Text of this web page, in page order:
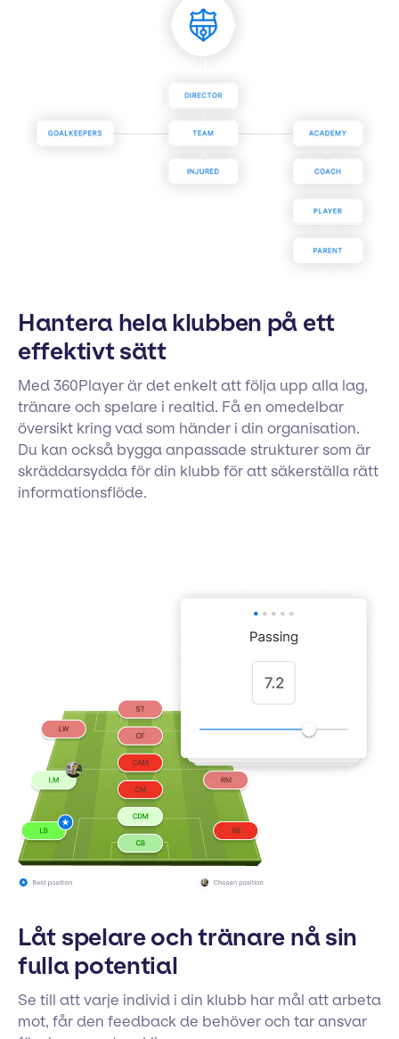
Hantera hela klubben på ett
effektivt sätt
Med 360Player är det enkelt att följa upp alla lag,
tränare och spelare i realtid. Få en omedelbar
översikt kring vad som händer i din organisation.
Du kan också bygga anpassade strukturer som är
skräddarsydda för din klubb för att säkerställa rätt
informationsflöde.
Låt spelare och tränare nå sin
fulla potential
Se till att varje individ i din klubb har mål att arbeta
mot, får den feedback de behöver och tar ansvar